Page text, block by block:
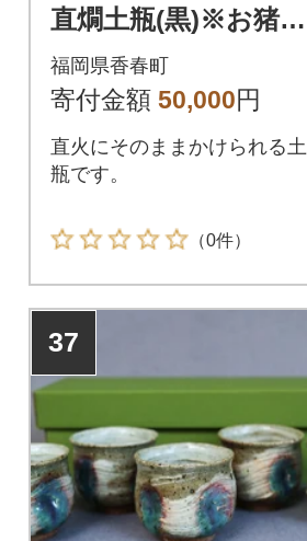
直燗土瓶(黒)※お猪口
2個付
福岡県香春町
寄付金額 50,000円
直火にそのままかけられる土
瓶です。
（0件）
37